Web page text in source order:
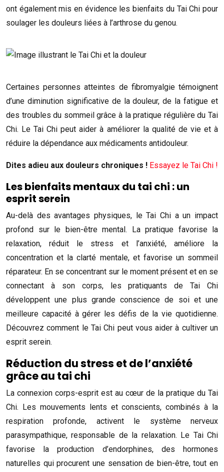
ont également mis en évidence les bienfaits du Tai Chi pour
soulager les douleurs liées à l’arthrose du genou.
Certaines personnes atteintes de fibromyalgie témoignent
d’une diminution significative de la douleur, de la fatigue et
des troubles du sommeil grâce à la pratique régulière du Tai
Chi. Le Tai Chi peut aider à améliorer la qualité de vie et à
réduire la dépendance aux médicaments antidouleur.
Dites adieu aux douleurs chroniques ! Essayez le Tai Chi !
Les bienfaits mentaux du tai chi : un
esprit serein
Au-delà des avantages physiques, le Tai Chi a un impact
profond sur le bien-être mental. La pratique favorise la
relaxation, réduit le stress et l’anxiété, améliore la
concentration et la clarté mentale, et favorise un sommeil
réparateur. En se concentrant sur le moment présent et en se
connectant à son corps, les pratiquants de Tai Chi
développent une plus grande conscience de soi et une
meilleure capacité à gérer les défis de la vie quotidienne.
Découvrez comment le Tai Chi peut vous aider à cultiver un
esprit serein.
Réduction du stress et de l’anxiété
grâce au tai chi
La connexion corps-esprit est au cœur de la pratique du Tai
Chi. Les mouvements lents et conscients, combinés à la
respiration profonde, activent le système nerveux
parasympathique, responsable de la relaxation. Le Tai Chi
favorise la production d’endorphines, des hormones
naturelles qui procurent une sensation de bien-être, tout en